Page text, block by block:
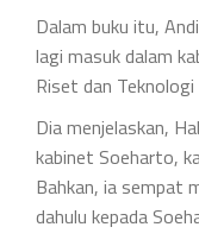
Dalam buku itu,
lagi masuk dalam
Riset dan Teknologi
Dia menjelaskan,
kabinet Soeharto,
Bahkan, ia sempat
dahulu kepada